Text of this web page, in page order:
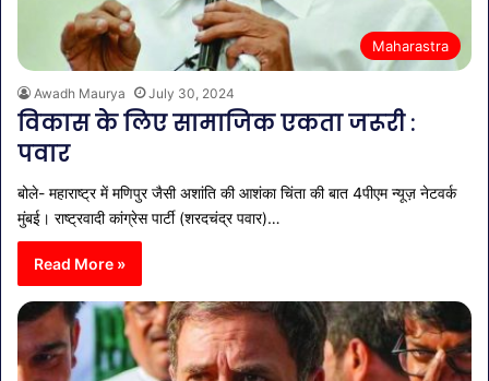
Maharastra
Awadh Maurya July 30, 2024
विकास के लिए सामाजिक एकता जरूरी :
पवार
बोले- महाराष्ट्र में मणिपुर जैसी अशांति की आशंका चिंता की बात 4पीएम न्यूज़ नेटवर्क
मुंबई। राष्ट्रवादी कांग्रेस पार्टी (शरदचंद्र पवार)…
Read More »